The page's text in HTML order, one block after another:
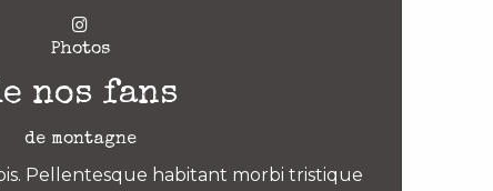
Photos
nos fans
de montagne
Pellentesque habitant morbi tristique